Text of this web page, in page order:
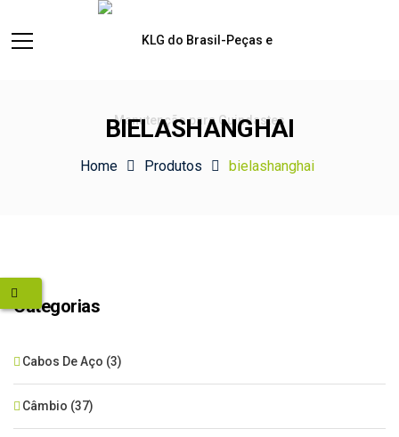
BIELASHANGHAI
Home Produtos bielashanghai
Categorias
Cabos De Aço (3)
Câmbio (37)